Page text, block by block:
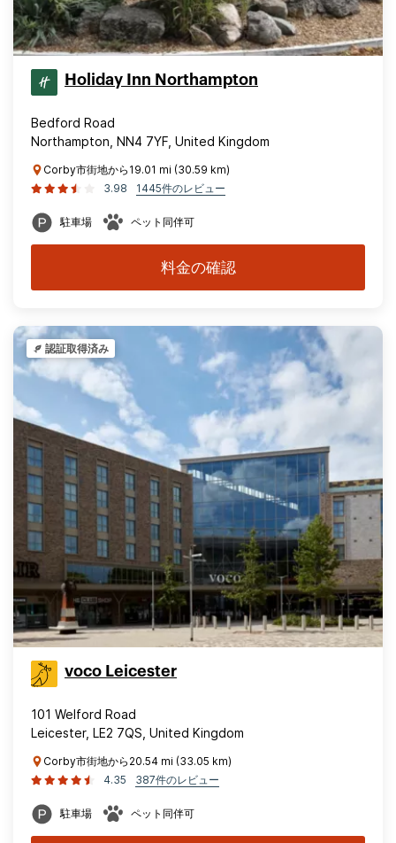
Holiday Inn Northampton
Bedford Road
Northampton, NN4 7YF, United Kingdom
Corby市街地から19.01 mi (30.59 km)
3.98
1445件のレビュー
駐車場 ペット同伴可
料金の確認
認証取得済み
voco Leicester
101 Welford Road
Leicester, LE2 7QS, United Kingdom
Corby市街地から20.54 mi (33.05 km)
4.35
387件のレビュー
駐車場 ペット同伴可